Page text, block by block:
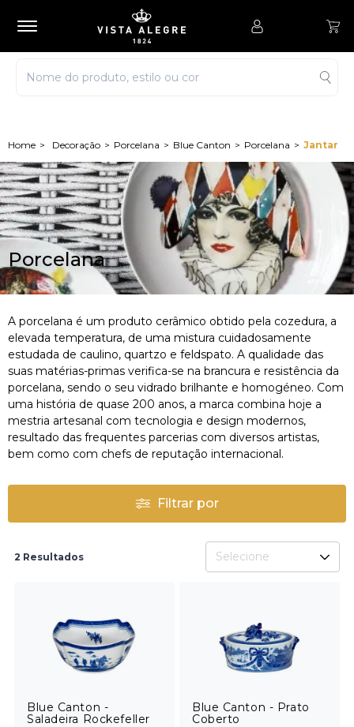
Decoração Porcelana Blue Canton Porcelana Jantar
Porcelana
A porcelana é um produto cerâmico obtido pela cozedura, a
elevada temperatura, de uma mistura cuidadosamente
estudada de caulino, quartzo e feldspato. A qualidade das
suas matérias-primas verifica-se na brancura e resistência da
porcelana, sendo o seu vidrado brilhante e homogéneo. Com
uma história de quase 200 anos, a marca combina hoje a
mestria artesanal com tecnologia e design modernos,
resultado das frequentes parcerias com diversos artistas,
bem como com chefs de reputação internacional.
Filtrar por
2 Resultados Selecione
Blue Canton -
Saladeira Rockefeller
Blue Canton - Prato
Coberto